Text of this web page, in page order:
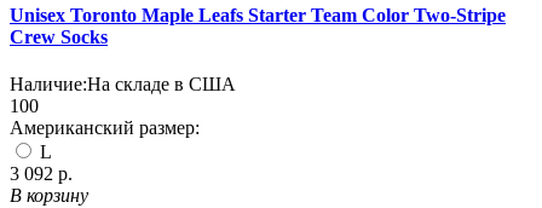
Unisex Toronto Maple Leafs Starter Team Color Two-Stripe
Crew Socks
Наличие:На складе в США
100
Американский размер:
L
3 092 р.
В корзину